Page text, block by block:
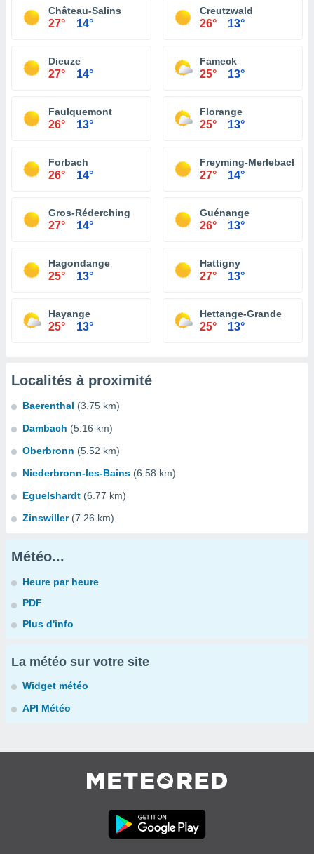
Château-Salins
27° 14°
Creutzwald
26° 13°
Dieuze
27° 14°
Fameck
25° 13°
Faulquemont
26° 13°
Florange
25° 13°
Forbach
26° 14°
Freyming-Merlebach
27° 14°
Gros-Réderching
27° 14°
Guénange
26° 13°
Hagondange
25° 13°
Hattigny
27° 13°
Hayange
25° 13°
Hettange-Grande
25° 13°
Localités à proximité
Baerenthal (3.75 km)
Dambach (5.16 km)
Oberbronn (5.52 km)
Niederbronn-les-Bains (6.58 km)
Eguelshardt (6.77 km)
Zinswiller (7.26 km)
Météo...
Heure par heure
PDF
Plus d'info
La météo sur votre site
Widget météo
API Météo